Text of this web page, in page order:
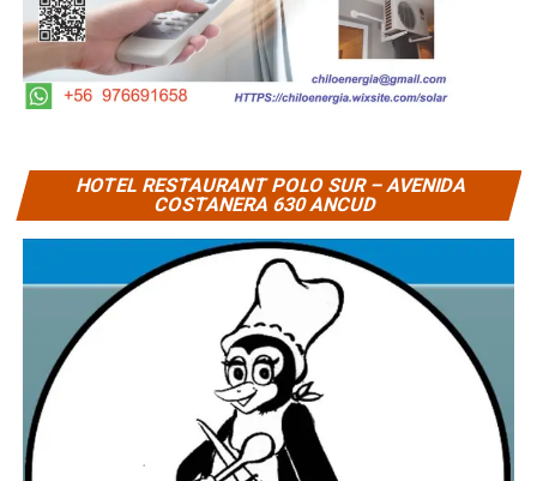
HOTEL RESTAURANT POLO SUR – AVENIDA
COSTANERA 630 ANCUD